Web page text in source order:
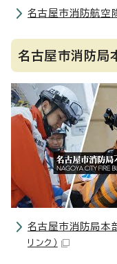
名古屋市消防航空
名古屋市消防局
名古屋市消防局本
リンク）